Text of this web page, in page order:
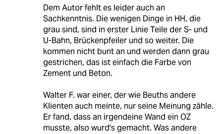
Dem Autor fehlt es leider auch an
Sachkenntnis. Die wenigen Dinge in HH, die
grau sind, sind in erster Linie Teile der S- und
U-Bahn, Brückenpfeiler und so weiter. Die
kommen nicht bunt an und werden dann grau
gestrichen, das ist einfach die Farbe von
Zement und Beton.
Walter F. war einer, der wie Beuths andere
Klienten auch meinte, nur seine Meinung zähle.
Er fand, dass an irgendeine Wand ein OZ
musste, also wurd's gemacht. Was andere